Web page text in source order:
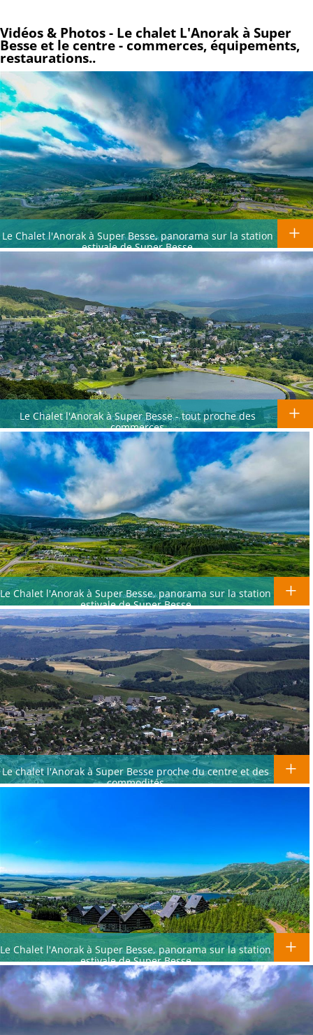
Vidéos & Photos - Le chalet L'Anorak à Super
Besse et le centre - commerces, équipements,
restaurations..
Le Chalet l'Anorak à Super Besse, panorama sur la station
estivale de Super Besse
Le Chalet l'Anorak à Super Besse - tout proche des
commerces
Le Chalet l'Anorak à Super Besse, panorama sur la station
estivale de Super Besse
Le chalet l'Anorak à Super Besse proche du centre et des
commodités
Le Chalet l'Anorak à Super Besse, panorama sur la station
estivale de Super Besse